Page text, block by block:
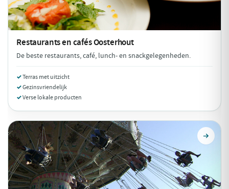
Restaurants en cafésOosterhout
De beste restaurants, café, lunch- en snackgelegenheden.
Terras met uitzicht
Gezinsvriendelijk
Verse lokale producten